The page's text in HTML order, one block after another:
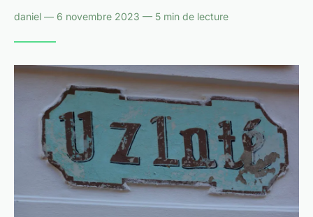
daniel — 6 novembre 2023 — 5 min de lecture